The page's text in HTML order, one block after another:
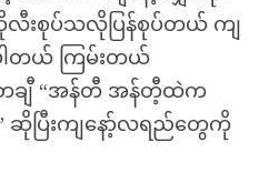
းစုပ်သလိုပြန်စုပ်တယ် ကျ
တယ် ကြမ်းတယ်
တချီ “အန်တီ အန်တီ့ထဲက
ြီးကျနော့်လရည်တွေကို